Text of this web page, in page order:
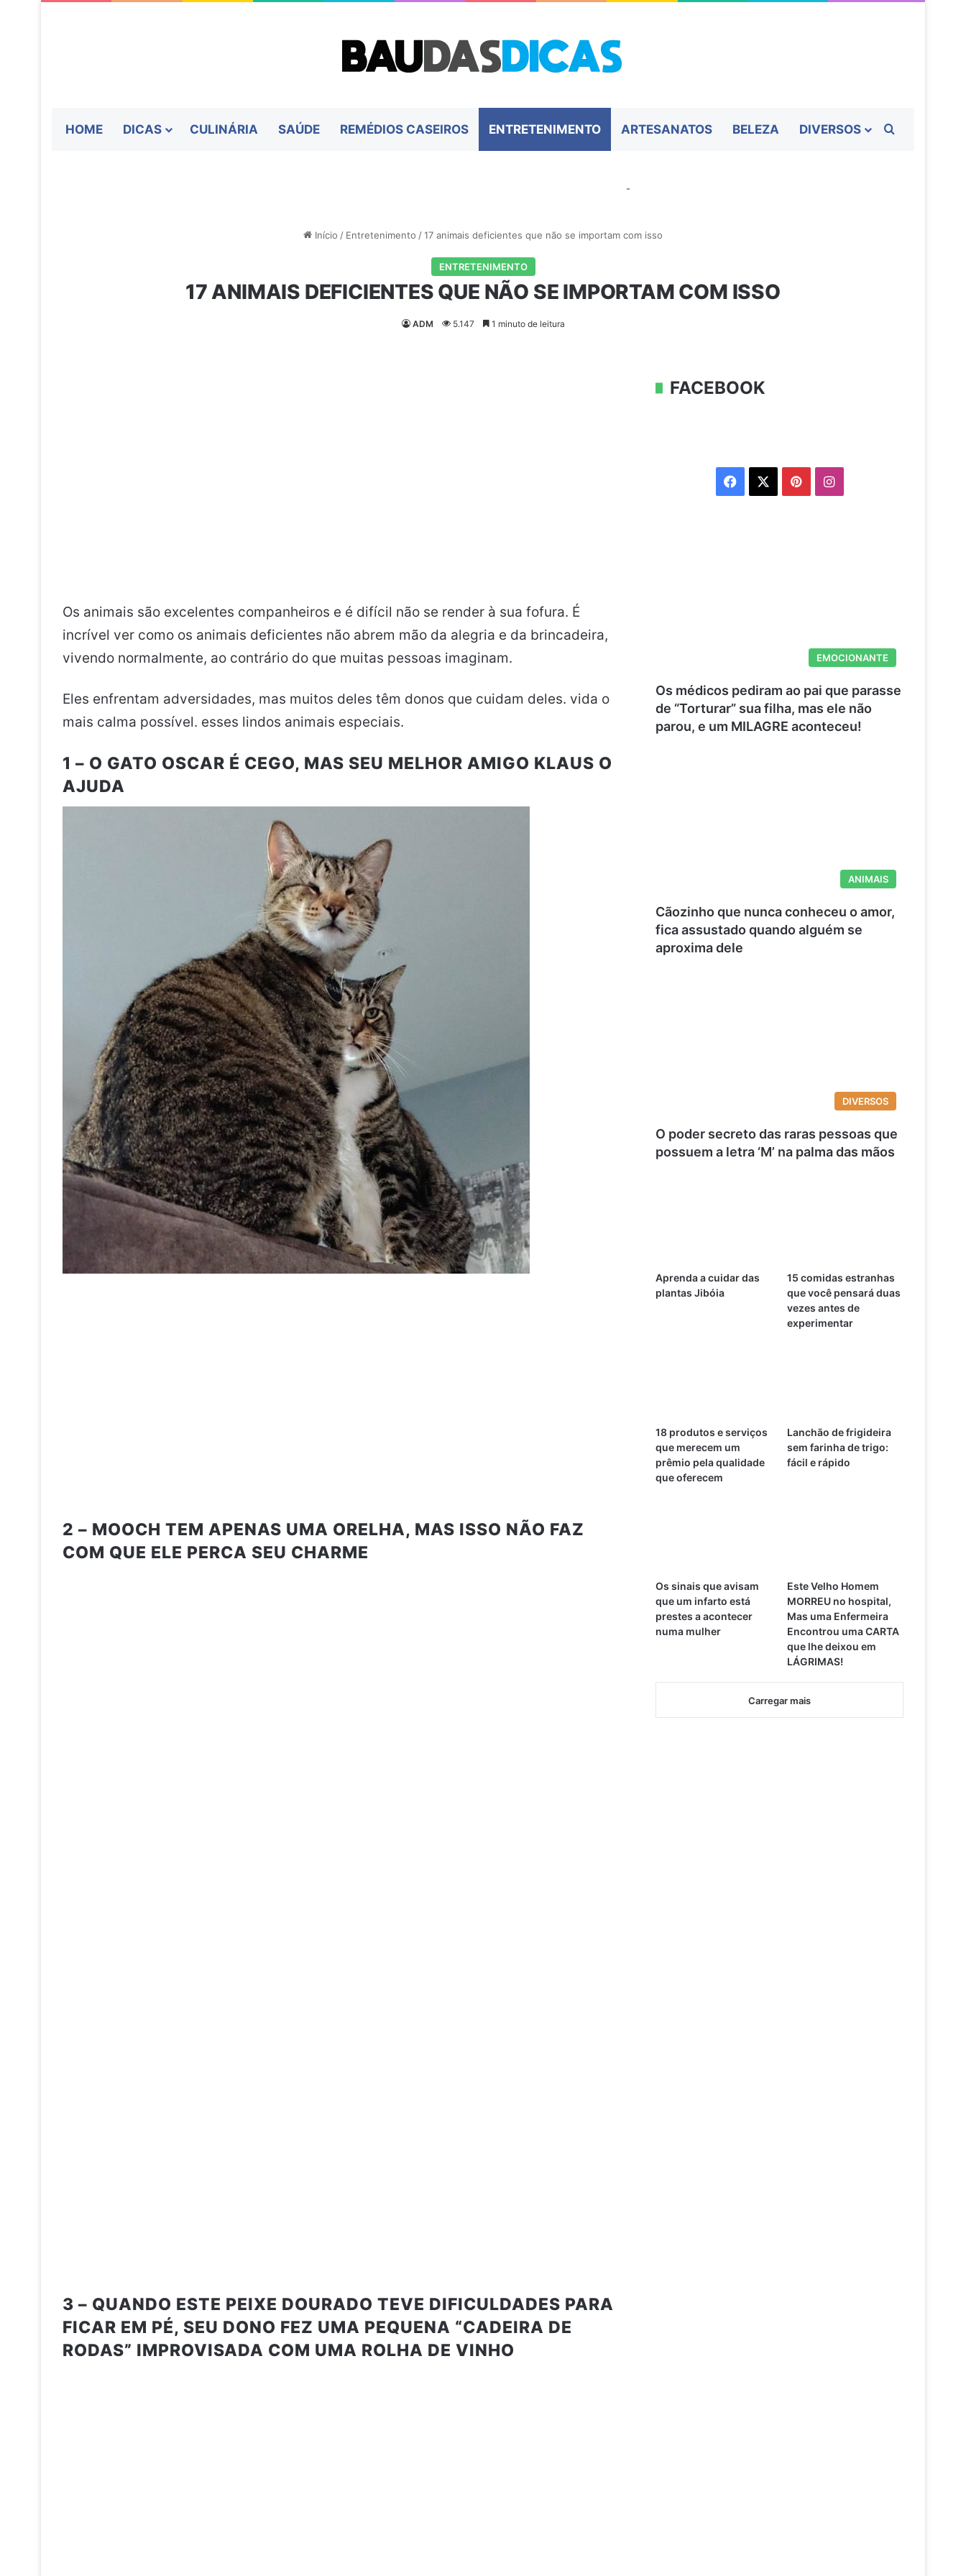
HOME DICAS CULINÁRIA SAÚDE REMÉDIOS CASEIROS ENTRETENIMENTO ARTESANATOS BELEZA DIVERSOS
-
Início / Entretenimento /17 animais deficientes que não se importam com isso
ENTRETENIMENTO
17 ANIMAIS DEFICIENTES QUE NÃO SE IMPORTAM COM ISSO
ADM 5.147 1 minuto de leitura
Os animais são excelentes companheiros e é difícil não se render à sua fofura. É
incrível ver como os animais deficientes não abrem mão da alegria e da brincadeira,
vivendo normalmente, ao contrário do que muitas pessoas imaginam.
Eles enfrentam adversidades, mas muitos deles têm donos que cuidam deles. vida o
mais calma possível. esses lindos animais especiais.
1 – O GATO OSCAR É CEGO, MAS SEU MELHOR AMIGO KLAUS O
AJUDA
2 – MOOCH TEM APENAS UMA ORELHA, MAS ISSO NÃO FAZ
COM QUE ELE PERCA SEU CHARME
3 – QUANDO ESTE PEIXE DOURADO TEVE DIFICULDADES PARA
FICAR EM PÉ, SEU DONO FEZ UMA PEQUENA “CADEIRA DE
RODAS” IMPROVISADA COM UMA ROLHA DE VINHO
FACEBOOK
Facebook PinterestInstagram
EMOCIONANTE
Os médicos pediram ao pai que parasse
de “Torturar” sua filha, mas ele não
parou, e um MILAGRE aconteceu!
ANIMAIS
Cãozinho que nunca conheceu o amor,
fica assustado quando alguém se
aproxima dele
DIVERSOS
O poder secreto das raras pessoas que
possuem a letra ‘M’ na palma das mãos
Aprenda a cuidar das
plantas Jibóia
15 comidas estranhas
que você pensará duas
vezes antes de
experimentar
18 produtos e serviços
que merecem um
prêmio pela qualidade
que oferecem
Lanchão de frigideira
sem farinha de trigo:
fácil e rápido
Os sinais que avisam
que um infarto está
prestes a acontecer
numa mulher
Este Velho Homem
MORREU no hospital,
Mas uma Enfermeira
Encontrou uma CARTA
que lhe deixou em
LÁGRIMAS!
Carregar mais